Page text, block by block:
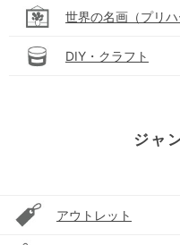
世界の名画（プリハ
DIY・クラフト
ジャ
アウトレット